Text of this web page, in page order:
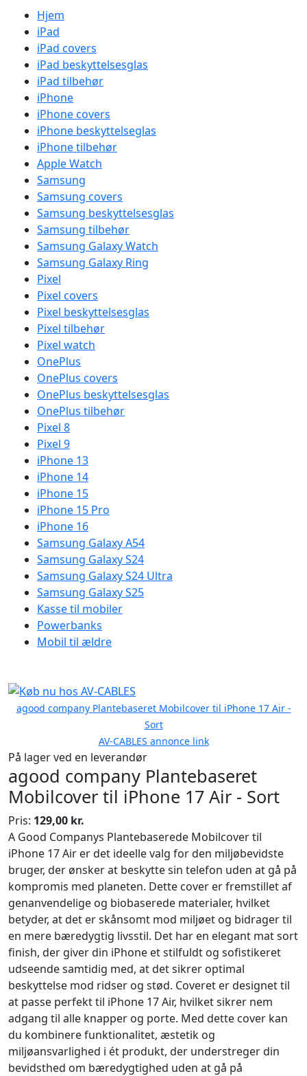
Hjem
iPad
iPad covers
iPad beskyttelsesglas
iPad tilbehør
iPhone
iPhone covers
iPhone beskyttelseglas
iPhone tilbehør
Apple Watch
Samsung
Samsung covers
Samsung beskyttelsesglas
Samsung tilbehør
Samsung Galaxy Watch
Samsung Galaxy Ring
Pixel
Pixel covers
Pixel beskyttelsesglas
Pixel tilbehør
Pixel watch
OnePlus
OnePlus covers
OnePlus beskyttelsesglas
OnePlus tilbehør
Pixel 8
Pixel 9
iPhone 13
iPhone 14
iPhone 15
iPhone 15 Pro
iPhone 16
Samsung Galaxy A54
Samsung Galaxy S24
Samsung Galaxy S24 Ultra
Samsung Galaxy S25
Kasse til mobiler
Powerbanks
Mobil til ældre
agood company Plantebaseret Mobilcover til iPhone 17 Air -
Sort
AV-CABLES annonce link
På lager ved en leverandør
agood company Plantebaseret
Mobilcover til iPhone 17 Air - Sort
Pris: 129,00 kr.
A Good Companys Plantebaserede Mobilcover til
iPhone 17 Air er det ideelle valg for den miljøbevidste
bruger, der ønsker at beskytte sin telefon uden at gå på
kompromis med planeten. Dette cover er fremstillet af
genanvendelige og biobaserede materialer, hvilket
betyder, at det er skånsomt mod miljøet og bidrager til
en mere bæredygtig livsstil. Det har en elegant mat sort
finish, der giver din iPhone et stilfuldt og sofistikeret
udseende samtidig med, at det sikrer optimal
beskyttelse mod ridser og stød. Coveret er designet til
at passe perfekt til iPhone 17 Air, hvilket sikrer nem
adgang til alle knapper og porte. Med dette cover kan
du kombinere funktionalitet, æstetik og
miljøansvarlighed i ét produkt, der understreger din
bevidsthed om bæredygtighed uden at gå på